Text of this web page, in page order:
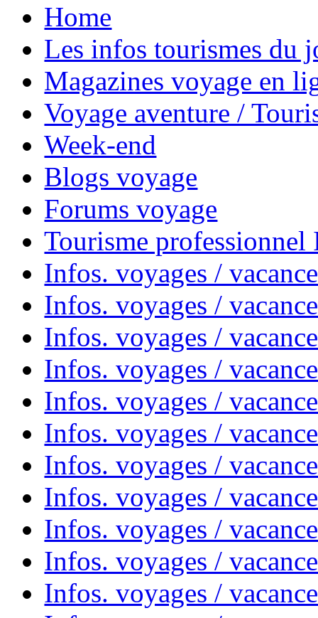
Home
Les infos tourismes du
Magazines voyage en
Voyage aventure /
Week-end
Blogs voyage
Forums voyage
Tourisme
Infos. voyages /
Infos. voyages /
Infos. voyages /
Infos. voyages /
Infos. voyages /
Infos. voyages /
Infos. voyages /
Infos. voyages /
Infos. voyages /
Infos. voyages /
Infos. voyages /